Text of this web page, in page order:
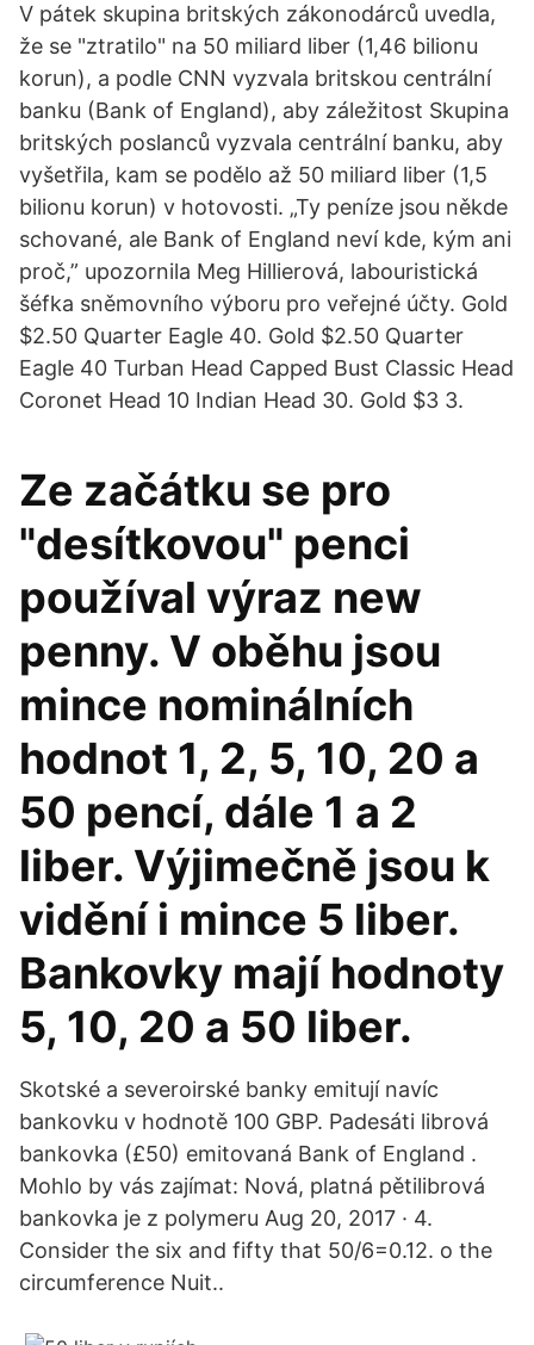
V pátek skupina britských zákonodárců uvedla,
že se "ztratilo" na 50 miliard liber (1,46 bilionu
korun), a podle CNN vyzvala britskou centrální
banku (Bank of England), aby záležitost Skupina
britských poslanců vyzvala centrální banku, aby
vyšetřila, kam se podělo až 50 miliard liber (1,5
bilionu korun) v hotovosti. „Ty peníze jsou někde
schované, ale Bank of England neví kde, kým ani
proč,” upozornila Meg Hillierová, labouristická
šéfka sněmovního výboru pro veřejné účty. Gold
$2.50 Quarter Eagle 40. Gold $2.50 Quarter
Eagle 40 Turban Head Capped Bust Classic Head
Coronet Head 10 Indian Head 30. Gold $3 3.
Ze začátku se pro
"desítkovou" penci
používal výraz new
penny. V oběhu jsou
mince nominálních
hodnot 1, 2, 5, 10, 20 a
50 pencí, dále 1 a 2
liber. Výjimečně jsou k
vidění i mince 5 liber.
Bankovky mají hodnoty
5, 10, 20 a 50 liber.
Skotské a severoirské banky emitují navíc
bankovku v hodnotě 100 GBP. Padesáti librová
bankovka (£50) emitovaná Bank of England .
Mohlo by vás zajímat: Nová, platná pětilibrová
bankovka je z polymeru Aug 20, 2017 · 4.
Consider the six and fifty that 50/6=0.12. o the
circumference Nuit..